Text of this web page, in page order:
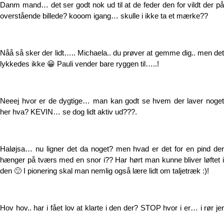
Danm mand… det ser godt nok ud til at de feder den for vildt der på
overstående billede? kooom igang… skulle i ikke ta et mærke??
Nåå så sker der lidt….. Michaela.. du prøver at gemme dig.. men det
lykkedes ikke 😀 Pauli vender bare ryggen til…..!
Neeej hvor er de dygtige… man kan godt se hvem der laver noget
her hva? KEVIN… se dog lidt aktiv ud???.
Haløjsa… nu ligner det da noget? men hvad er det for en pind der
hænger på tværs med en snor i?? Har hørt man kunne bliver løftet i
den 🙂 I pionering skal man nemlig også lære lidt om taljetræk :)!
Hov hov.. har i fået lov at klarte i den der? STOP hvor i er… i rør jer